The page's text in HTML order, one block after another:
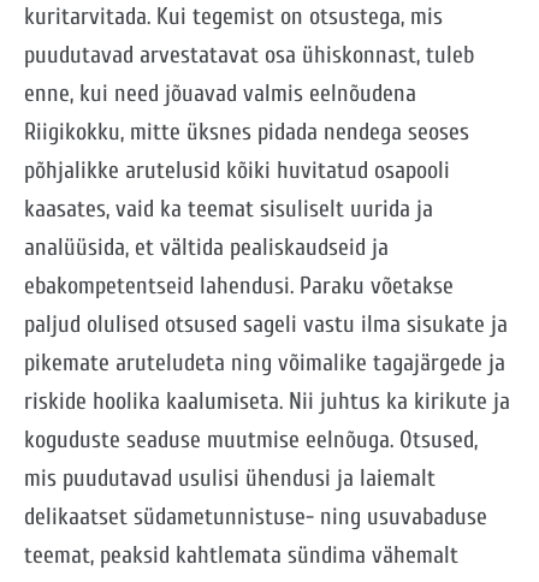
kuritarvitada. Kui tegemist on otsustega, mis
puudutavad arvestatavat osa ühiskonnast, tuleb
enne, kui need jõuavad valmis eelnõudena
Riigikokku, mitte üksnes pidada nendega seoses
põhjalikke arutelusid kõiki huvitatud osapooli
kaasates, vaid ka teemat sisuliselt uurida ja
analüüsida, et vältida pealiskaudseid ja
ebakompetentseid lahendusi. Paraku võetakse
paljud olulised otsused sageli vastu ilma sisukate ja
pikemate aruteludeta ning võimalike tagajärgede ja
riskide hoolika kaalumiseta. Nii juhtus ka kirikute ja
koguduste seaduse muutmise eelnõuga. Otsused,
mis puudutavad usulisi ühendusi ja laiemalt
delikaatset südametunnistuse- ning usuvabaduse
teemat, peaksid kahtlemata sündima vähemalt